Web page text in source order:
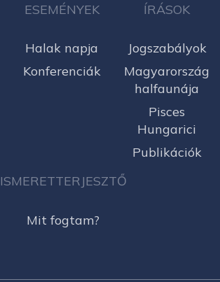
ESEMÉNYEK
Halak napja
Konferenciák
ÍRÁSOK
Jogszabályok
Magyarország
halfaunája
Pisces
Hungarici
Publikációk
ISMERETTERJESZTŐ
Mit fogtam?